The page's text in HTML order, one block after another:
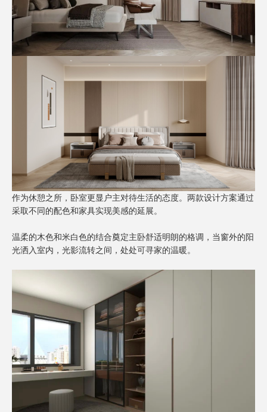
作为休憩之所，卧室更显户主对待生活的态度。两款设计方案通过
采取不同的配色和家具实现美感的延展。
温柔的木色和米白色的结合奠定主卧舒适明朗的格调，当窗外的阳
光洒入室内，光影流转之间，处处可寻家的温暖。